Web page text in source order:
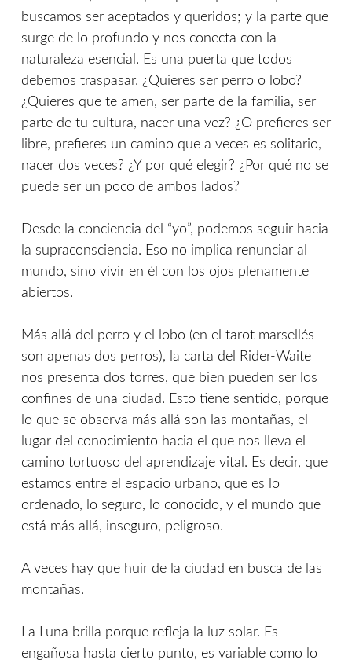
buscamos ser aceptados y queridos; y la parte que
surge de lo profundo y nos conecta con la
naturaleza esencial. Es una puerta que todos
debemos traspasar. ¿Quieres ser perro o lobo?
¿Quieres que te amen, ser parte de la familia, ser
parte de tu cultura, nacer una vez? ¿O prefieres ser
libre, prefieres un camino que a veces es solitario,
nacer dos veces? ¿Y por qué elegir? ¿Por qué no se
puede ser un poco de ambos lados?
Desde la conciencia del “yo”, podemos seguir hacia
la supraconsciencia. Eso no implica renunciar al
mundo, sino vivir en él con los ojos plenamente
abiertos.
Más allá del perro y el lobo (en el tarot marsellés
son apenas dos perros), la carta del Rider-Waite
nos presenta dos torres, que bien pueden ser los
confines de una ciudad. Esto tiene sentido, porque
lo que se observa más allá son las montañas, el
lugar del conocimiento hacia el que nos lleva el
camino tortuoso del aprendizaje vital. Es decir, que
estamos entre el espacio urbano, que es lo
ordenado, lo seguro, lo conocido, y el mundo que
está más allá, inseguro, peligroso.
A veces hay que huir de la ciudad en busca de las
montañas.
La Luna brilla porque refleja la luz solar. Es
engañosa hasta cierto punto, es variable como lo